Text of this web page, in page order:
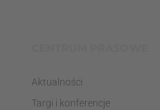
Aktualności
Targi i konferencje